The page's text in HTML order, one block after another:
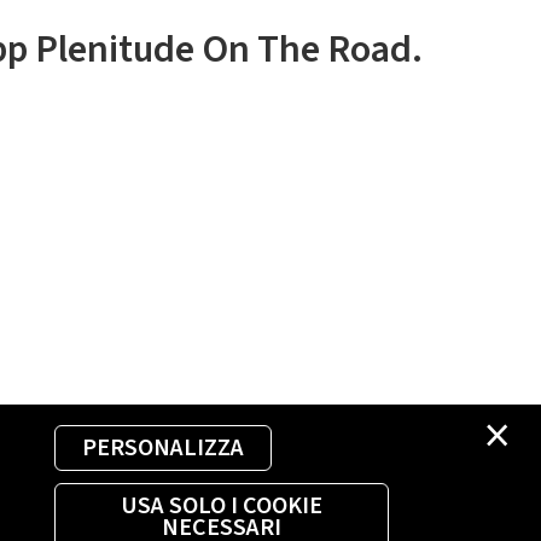
×
PERSONALIZZA
USA SOLO I COOKIE
NECESSARI
Plenitude On The Road.